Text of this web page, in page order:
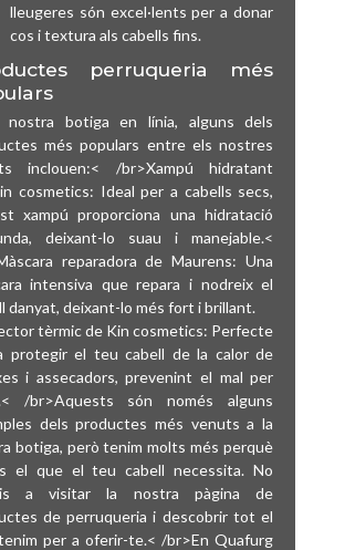
lleugeres són excel·lents per a donar
cos i textura als cabells fins.
perruqueria més
botiga en línia, alguns dels
més populars entre els nostres
inclouen:< /br>Xampú hidratant
cosmetics: Ideal per a cabells secs,
xampú proporciona una hidratació
deixant-lo suau i manejable.<
reparadora de Maurens: Una
intensiva que repara i nodreix el
danyat, deixant-lo més fort i brillant.
tèrmic de Kin cosmetics: Perfecte
protegir el teu cabell de la calor de
i assecadors, prevenint el mal per
/br>Aquests són només alguns
dels productes més venuts a la
botiga, però tenim molts més perquè
el que el teu cabell necessita. No
a visitar la nostra pàgina de
de perruqueria i descobrir tot el
per a oferir-te.< /br>En Quafurg